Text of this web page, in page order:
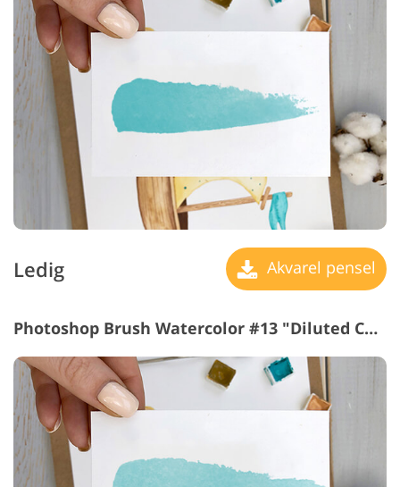
Ledig Akvarel pensel
Photoshop Brush Watercolor #13 "Diluted Color"